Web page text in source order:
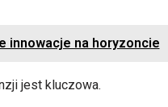
innowacje na horyzoncie
jest kluczowa.